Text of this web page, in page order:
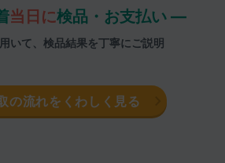
当日に検品・お支払い ―
いて、検品結果を丁寧にご説明
の流れをくわしく見る